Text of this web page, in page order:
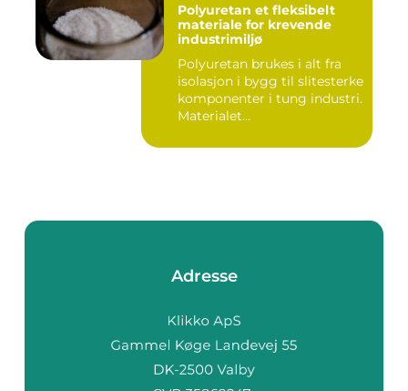
Polyuretan et fleksibelt
materiale for krevende
industrimiljø
Polyuretan brukes i alt fra
isolasjon i bygg til slitesterke
komponenter i tung industri.
Materialet...
Adresse